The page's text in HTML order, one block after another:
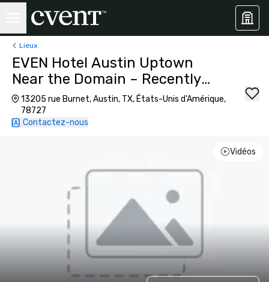
Lieux
EVEN Hotel Austin Uptown
Near the Domain – Recently
Opened
13205 rue Burnet, Austin, TX, États-Unis d'Amérique,
78727
Contactez-nous
Vidéos